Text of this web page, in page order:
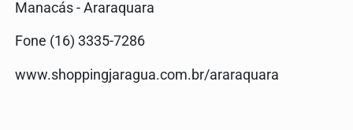
Manacás - Araraquara
Fone (16) 3335-7286
www.shoppingjaragua.com.br/araraquara